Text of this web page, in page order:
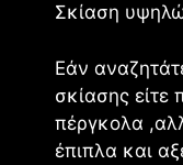
Σκίαση
Εάν
σκίασης είτε
πέργκολα
έπιπλα και